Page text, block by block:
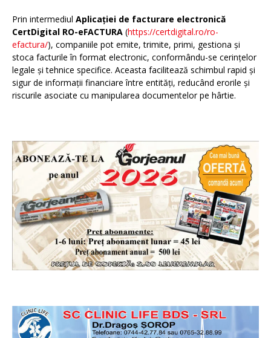
Prin intermediul Aplicației de facturare electronică
CertDigital RO-eFACTURA (https://certdigital.ro/ro-
efactura/), companiile pot emite, trimite, primi, gestiona și
stoca facturile în format electronic, conformându-se cerințelor
legale și tehnice specifice. Aceasta facilitează schimbul rapid și
sigur de informații financiare între entități, reducând erorile și
riscurile asociate cu manipularea documentelor pe hârtie.